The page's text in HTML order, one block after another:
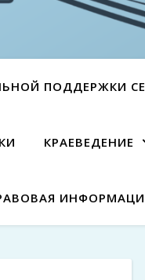
ПОДДЕРЖКИ
КРАЕВЕДЕНИЕ